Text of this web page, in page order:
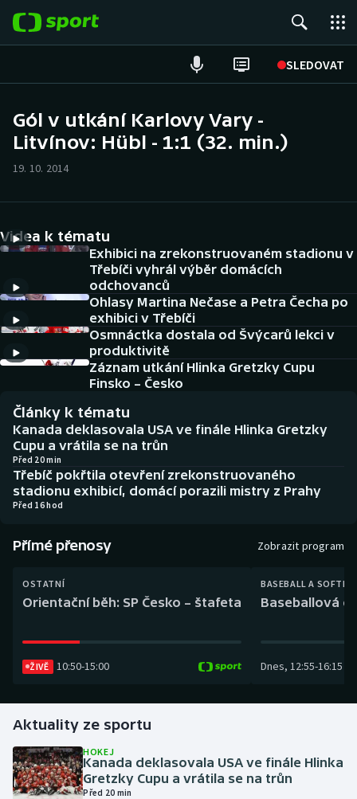
SLEDOVAT
Hokej
Cyklistika
DALŠÍ SPORTY
Americký fotbal
Baseball a softbal
Basketbal
Biatlon
Boby a skeleton
Dostihy
Futsal
Gymnastika
Házená
NEPŘEHLÉDNĚTE
Soutěže
Historické návraty
Aplikace ČT sport
AZ kvíz
Gól v utkání Karlovy Vary -
Litvínov: Hübl - 1:1 (32. min.)
19. 10. 2014
Videa k tématu
Exhibici na zrekonstruovaném stadionu v
Třebíči vyhrál výběr domácích
odchovanců
Ohlasy Martina Nečase a Petra Čecha po
exhibici v Třebíči
Osmnáctka dostala od Švýcarů lekci v
produktivitě
Záznam utkání Hlinka Gretzky Cupu
Finsko – Česko
Články k tématu
Kanada deklasovala USA ve finále Hlinka Gretzky
Cupu a vrátila se na trůn
Před 20 min
Třebíč pokřtila otevření zrekonstruovaného
stadionu exhibicí, domácí porazili mistry z Prahy
Před 16 hod
Přímé přenosy Zobrazit program
OSTATNÍ
Orientační běh: SP Česko – štafeta
ŽIVĚ 10:50-15:00
BASEBALL A
Baseballová
Dnes, 12:55-16:15
Aktuality ze sportu
HOKEJ
Kanada deklasovala USA ve finále Hlinka
Gretzky Cupu a vrátila se na trůn
Před 20 min